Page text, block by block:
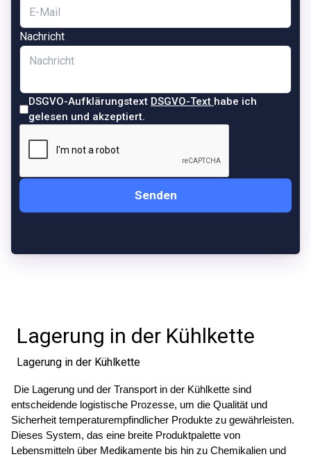
Nachricht
DSGVO-Aufklärungstext DSGVO-Text habe ich
gelesen und akzeptiert.
Senden
Lagerung in der Kühlkette
Lagerung in der Kühlkette
entscheidende logistische Prozesse, um die Qualität und
Sicherheit temperaturempfindlicher Produkte zu gewährleisten.
Dieses System, das eine breite Produktpalette von
Lebensmitteln über Medikamente bis hin zu Chemikalien und